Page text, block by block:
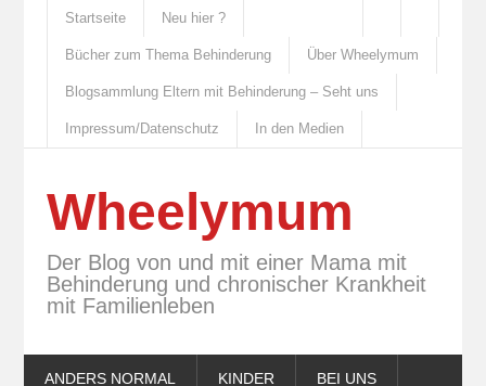
Startseite Neu hier ?
Bücher zum Thema Behinderung Über Wheelymum
Blogsammlung Eltern mit Behinderung – Seht uns
Impressum/Datenschutz In den Medien
Wheelymum
Der Blog von und mit einer Mama mit
Behinderung und chronischer Krankheit
mit Familienleben
ANDERS NORMAL KINDER BEI UNS